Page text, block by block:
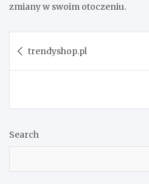
zmiany w swoim otoczeniu.
navigation
trendyshop.pl
Search